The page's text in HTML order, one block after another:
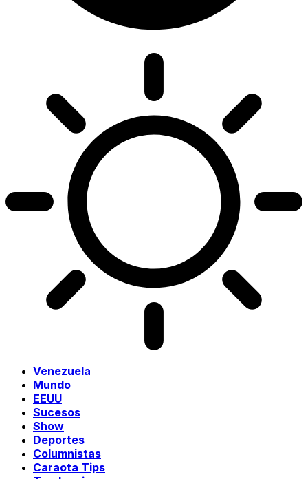
Venezuela
Mundo
EEUU
Sucesos
Show
Deportes
Columnistas
Caraota Tips